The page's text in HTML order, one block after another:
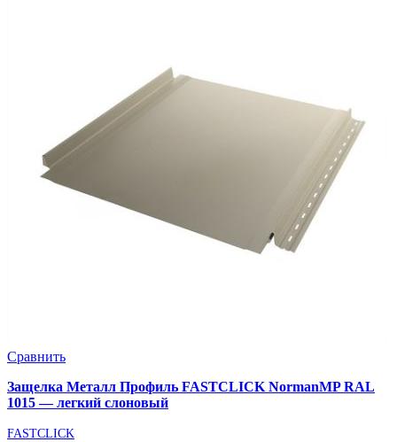
Сравнить
Защелка Металл Профиль FASTCLICK NormanMP RAL
1015 — легкий слоновый
FASTCLICK